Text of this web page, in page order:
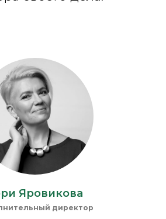
Яровикова
директор